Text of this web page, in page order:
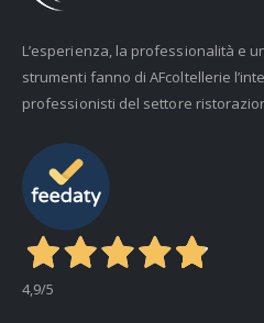
L’esperienza, la professionalità e
strumenti fanno di AFcoltellerie
professionisti del settore
4,9/5